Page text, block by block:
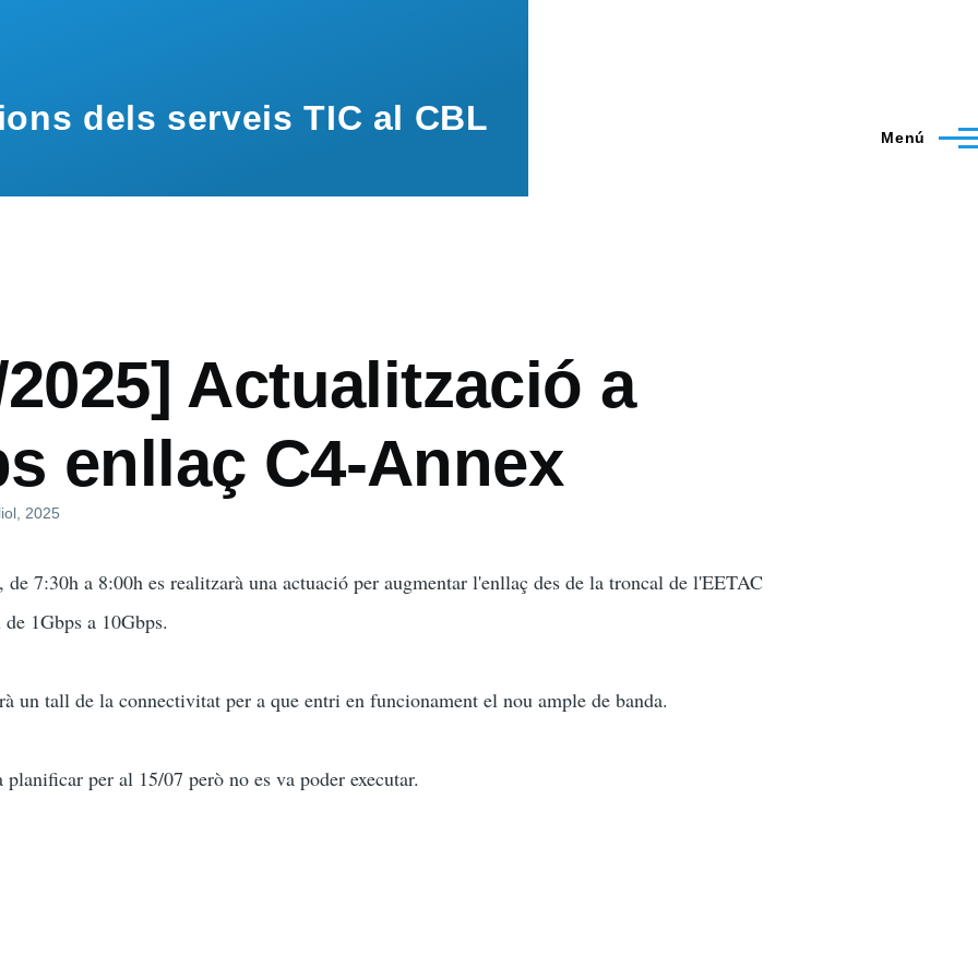
dels serveis TIC al CBL Menú
Actualització a
enllaç C4-Annex
2025
7:30h a 8:00h es realitzarà una actuació per augmentar l'enllaç des de la troncal de l'EETAC
1Gbps a 10Gbps.
un tall de la connectivitat per a que entri en funcionament el nou ample de banda.
per al 15/07 però no es va poder executar.